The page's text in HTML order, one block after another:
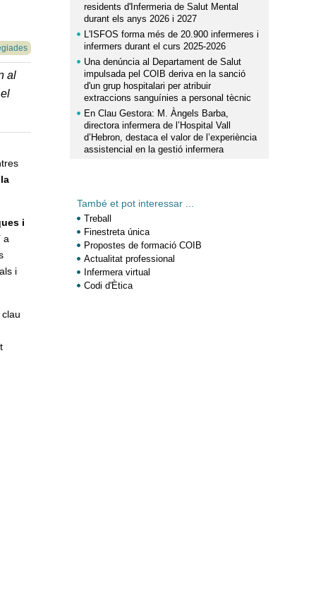
al
i
a
i
residents d'Infermeria de Salut Mental
durant els anys 2026 i 2027
L'ISFOS forma més de 20.900 infermeres i
infermers durant el curs 2025-2026
Una denúncia al Departament de Salut
impulsada pel COIB deriva en la sanció
d'un grup hospitalari per atribuir
extraccions sanguínies a personal tècnic
En Clau Gestora: M. Àngels Barba,
directora infermera de l’Hospital Vall
d’Hebron, destaca el valor de l’experiència
assistencial en la gestió infermera
També et pot interessar ...
Treball
Finestreta única
Propostes de formació COIB
Actualitat professional
Infermera virtual
Codi d'Ètica